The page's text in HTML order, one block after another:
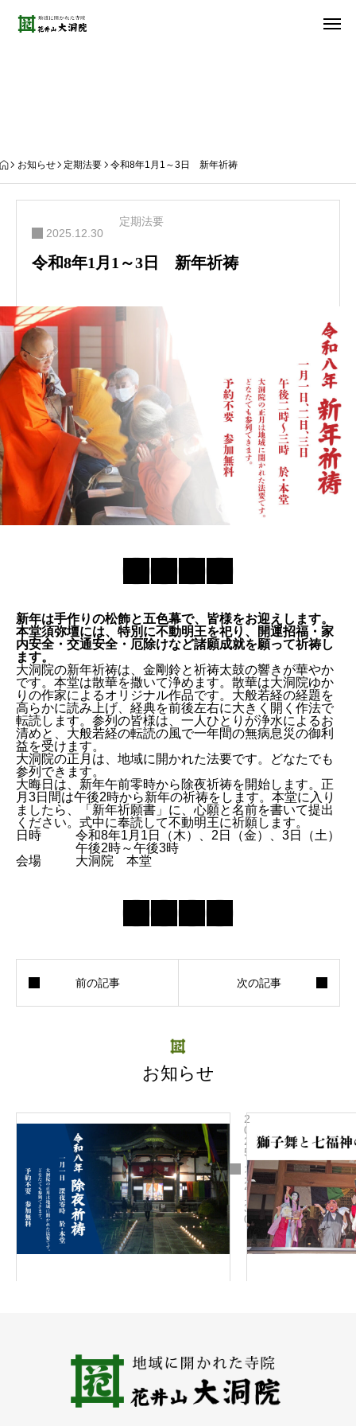
お知らせ 定期法要 令和8年1月1～3日 新年祈祷
定期法要
2025.12.30
令和8年1月1～3日 新年祈祷
新年は手作りの松飾と五色幕で、皆様をお迎えします。
本堂須弥壇には、特別に不動明王を祀り、開運招福・家
内安全・交通安全・厄除けなど諸願成就を願って祈祷し
ます。
大洞院の新年祈祷は、金剛鈴と祈祷太鼓の響きが華やか
です。本堂は散華を撒いて浄めます。散華は大洞院ゆか
りの作家によるオリジナル作品です。大般若経の経題を
高らかに読み上げ、経典を前後左右に大きく開く作法で
転読します。参列の皆様は、一人ひとりが浄水によるお
清めと、大般若経の転読の風で一年間の無病息災の御利
益を受けます。
大洞院の正月は、地域に開かれた法要です。どなたでも
参列できます。
大晦日は、新年午前零時から除夜祈祷を開始します。正
月3日間は午後2時から新年の祈祷をします。本堂に入り
ましたら、「新年祈願書」に、心願と名前を書いて提出
ください。式中に奉読して不動明王に祈願します。
日時
令和8年1月1日（木）、2日（金）、3日（土）
午後2時～午後3時
会場
大洞院 本堂
お知らせ
2
0
2
5
.
1
2
.
3
0
1
日
除